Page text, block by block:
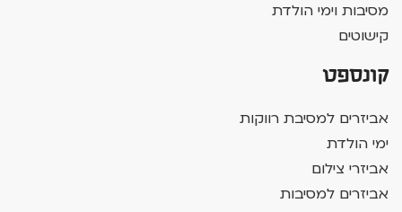
מסיבות וימי הולדת
קישוטים
קונספט
אביזרים למסיבת רווקות
ימי הולדת
אביזרי צילום
אביזרים למסיבות